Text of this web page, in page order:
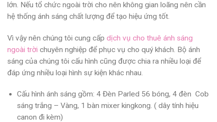
lớn. Nếu tổ chức ngoài trời cho nên không gian loãng nên cần
hệ thống ánh sáng chất lượng để tạo hiệu ứng tốt.
Vì vậy nên chúng tôi cung cấp dịch vụ cho thuê ánh sáng
ngoài trời chuyên nghiệp để phục vụ cho quý khách. Bộ ánh
sáng của chúng tôi cấu hình cũng được chia ra nhiều loại để
đáp ứng nhiều loại hình sự kiện khác nhau.
Cấu hình ánh sáng gồm: 4 Đèn Parled 56 bóng, 4 đèn Cob
sáng trắng – Vàng, 1 bàn mixer kingkong. ( dây tính hiệu
canon đi kèm)